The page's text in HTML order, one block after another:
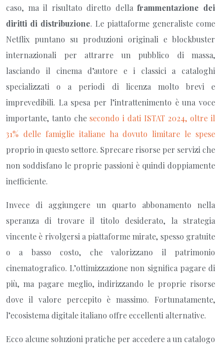
caso, ma il risultato diretto dellaframmentazione dei
diritti di distribuzione. Le piattaforme generaliste come
Netflix puntano su produzioni originali e blockbuster
internazionali per attrarre un pubblico di massa,
lasciando il cinema d’autore e i classici a cataloghi
specializzati o a periodi di licenza molto brevi e
imprevedibili. La spesa per l’intrattenimento è una voce
importante, tanto che secondo i dati ISTAT 2024, oltre il
31% delle famiglie italiane ha dovuto limitare le spese
proprio in questo settore. Sprecare risorse per servizi che
non soddisfano le proprie passioni è quindi doppiamente
inefficiente.
Invece di aggiungere un quarto abbonamento nella
speranza di trovare il titolo desiderato, la strategia
vincente è rivolgersi a piattaforme mirate, spesso gratuite
o a basso costo, che valorizzano il patrimonio
cinematografico. L’ottimizzazione non significa pagare di
più, ma pagare meglio, indirizzando le proprie risorse
dove il valore percepito è massimo. Fortunatamente,
l’ecosistema digitale italiano offre eccellenti alternative.
Ecco alcune soluzioni pratiche per accedere a un catalogo